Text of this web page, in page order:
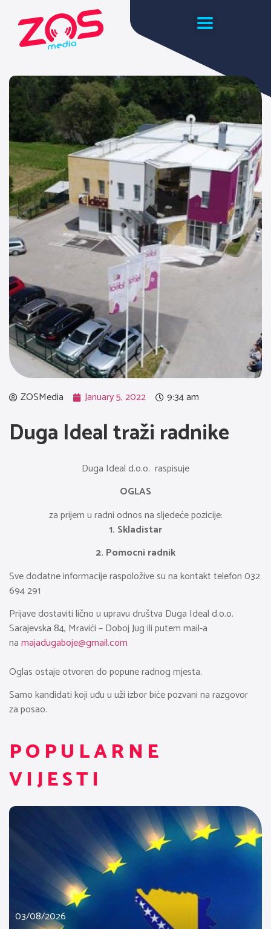
ZOSMedia January 5, 2022 9:34 am
Duga Ideal traži radnike
Duga Ideal d.o.o. raspisuje
OGLAS
za prijem u radni odnos na sljedeće pozicije:
1. Skladistar
2. Pomocni radnik
Sve dodatne informacije raspoložive su na kontakt telefon 032
694 291
Prijave dostaviti lično u upravu društva Duga Ideal d.o.o.
Sarajevska 84, Mravići – Doboj Jug ili putem mail-a
namajadugaboje@gmail.com
Oglas ostaje otvoren do popune radnog mjesta.
Samo kandidati koji uđu u uži izbor biće pozvani na razgovor
za posao.
POPULARNE
VIJESTI
03/08/2026